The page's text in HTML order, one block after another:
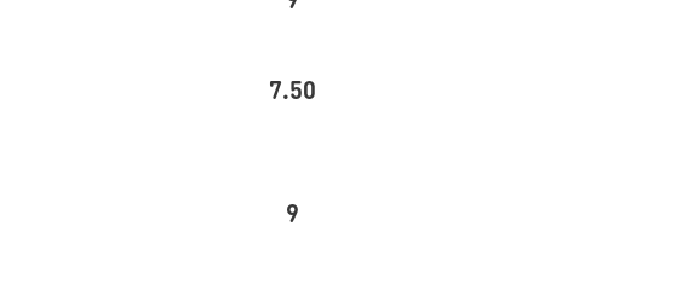
7.50
9